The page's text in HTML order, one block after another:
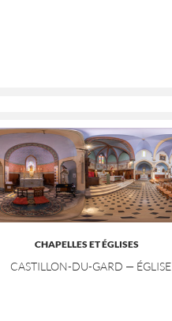
CHAPELLES ET ÉGLISES
CASTILLON-DU-GARD — ÉGLISE